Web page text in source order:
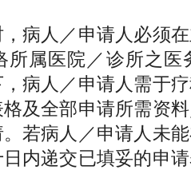
病人／申请人必须
所属医院／诊所之医
病人／申请人需于
及全部申请所需资
若病人／申请人未
内递交已填妥的申